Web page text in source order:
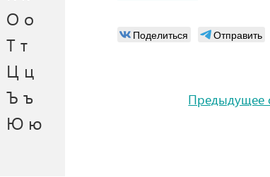
О о
Т т
Ц ц
Ъ ъ
Ю ю
Поделиться Отправить
Предыдущее